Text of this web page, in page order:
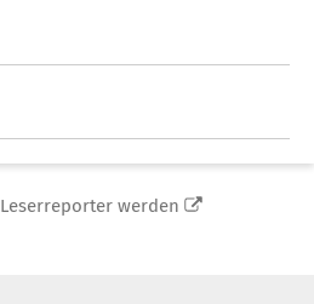
Leserreporter werden